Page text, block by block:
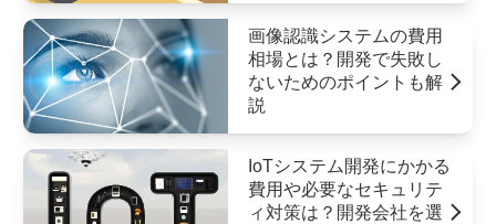
画像認識システムの費用
相場とは？開発で失敗し
ないためのポイントも解
説
IoTシステム開発にかかる
費用や必要なセキュリテ
ィ対策は？開発会社を選